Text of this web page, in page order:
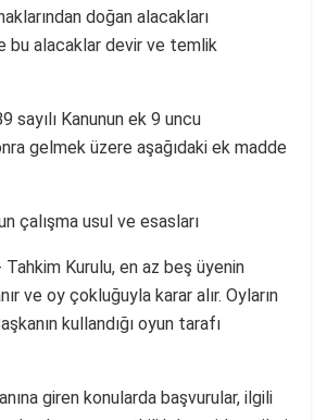
doğan alacakları
bu alacaklar devir ve temlik
sayılı Kanunun ek 9 uncu
gelmek üzere aşağıdaki ek madde
çalışma usul ve esasları
Kurulu, en az beş üyenin
ve oy çokluğuyla karar alır. Oyların
kullandığı oyun tarafı
giren konularda başvurular, ilgili